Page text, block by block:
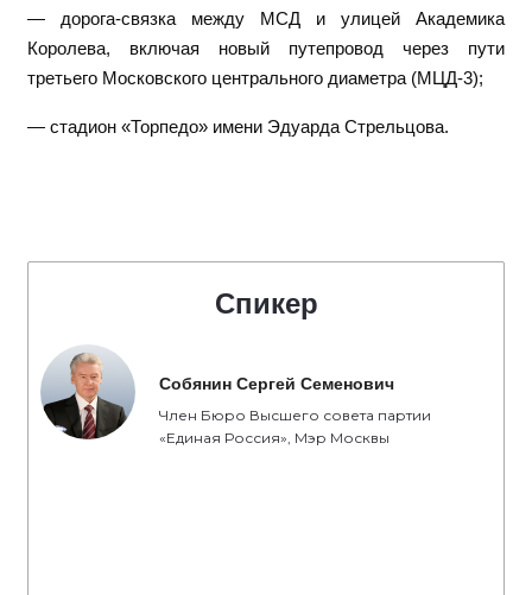
— дорога-связка между МСД и улицей Академика
Королева, включая новый путепровод через пути
третьего Московского центрального диаметра (МЦД-3);
— стадион «Торпедо» имени Эдуарда Стрельцова.
Спикер
Собянин Сергей Семенович
Член Бюро Высшего совета партии
«Единая Россия», Мэр Москвы